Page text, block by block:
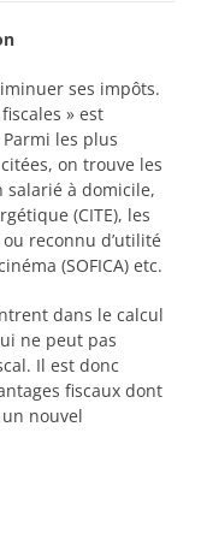
ses impôts.
» est
les plus
on trouve les
salarié à domicile,
(CITE), les
reconnu d’utilité
(SOFICA) etc.
dans le calcul
ne peut pas
Il est donc
fiscaux dont
nouvel